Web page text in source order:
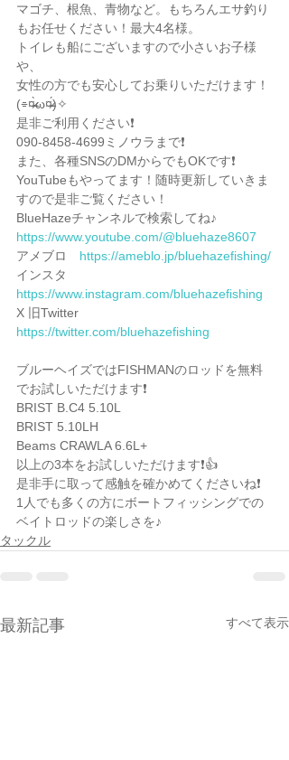
マゴチ、根魚、青物など。もちろんエサ釣り
もお任せください！最大4名様。
トイレも船にございますので小さいお子様
や、
女性の方でも安心してお乗りいただけます！
(⌯︎¤̴̶̷̀ω¤̴̶̷́)✧︎
是非ご利用ください❗️
090-8458-4699ミノウラまで❗️
また、各種SNSのDMからでもOKです❗️
YouTubeもやってます！随時更新していきま
すので是非ご覧ください！
BlueHazeチャンネルで検索してね♪
https://www.youtube.com/@bluehaze8607
アメブロ https://ameblo.jp/bluehazefishing/
インスタ
https://www.instagram.com/bluehazefishing
X 旧Twitter
https://twitter.com/bluehazefishing
ブルーヘイズではFISHMANのロッドを無料
でお試しいただけます❗️
BRIST B.C4 5.10L
BRIST 5.10LH
Beams CRAWLA 6.6L+
以上の3本をお試しいただけます❗️👍
是非手に取って感触を確かめてくださいね❗️
1人でも多くの方にボートフィッシングでの
ベイトロッドの楽しさを♪
タックル
最新記事 すべて表示